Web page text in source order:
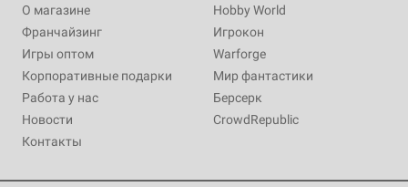
О магазине
Франчайзинг
Игры оптом
Корпоративные подарки
Работа у нас
Новости
Контакты
Hobby World
Игрокон
Warforge
Мир фантастики
Берсерк
CrowdRepublic